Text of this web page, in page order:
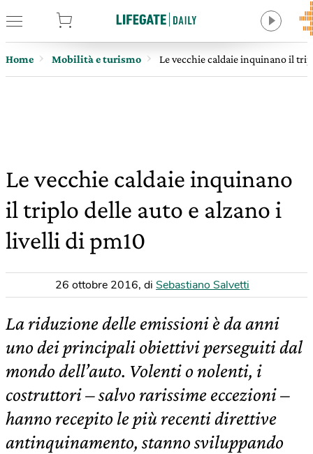
Home Mobilità e turismo Le vecchie caldaie inquinano il
Le vecchie caldaie inquinano
il triplo delle auto e alzano i
livelli di pm10
26 ottobre 2016, di Sebastiano Salvetti
La riduzione delle emissioni è da anni
uno dei principali obiettivi perseguiti dal
mondo dell’auto. Volenti o nolenti, i
costruttori – salvo rarissime eccezioni –
hanno recepito le più recenti direttive
antinquinamento, stanno sviluppando